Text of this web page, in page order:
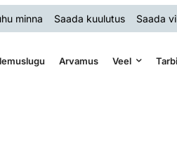
minna Saada kuulutus Saada
Arvamus Veel